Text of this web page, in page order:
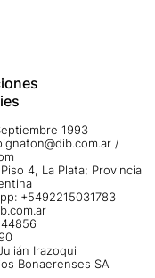
1993
/
4, La Plata; Provincia
+5492215031783
Irazoqui
Bonaerenses SA